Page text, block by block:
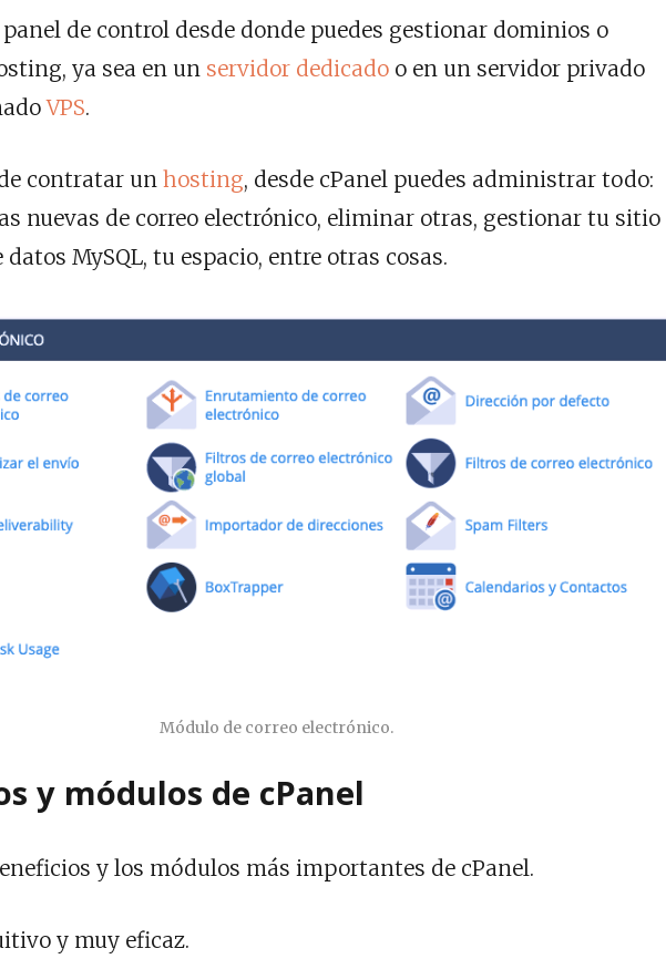
panel de control desde donde puedes gestionar dominios o
ya sea en un servidor dedicado o en un servidor privado
VPS.
contratar un hosting, desde cPanel puedes administrar todo:
nuevas de correo electrónico, eliminar otras, gestionar tu sitio
datos MySQL, tu espacio, entre otras cosas.
Módulo de correo electrónico.
y módulos de cPanel
y los módulos más importantes de cPanel.
y muy eficaz.